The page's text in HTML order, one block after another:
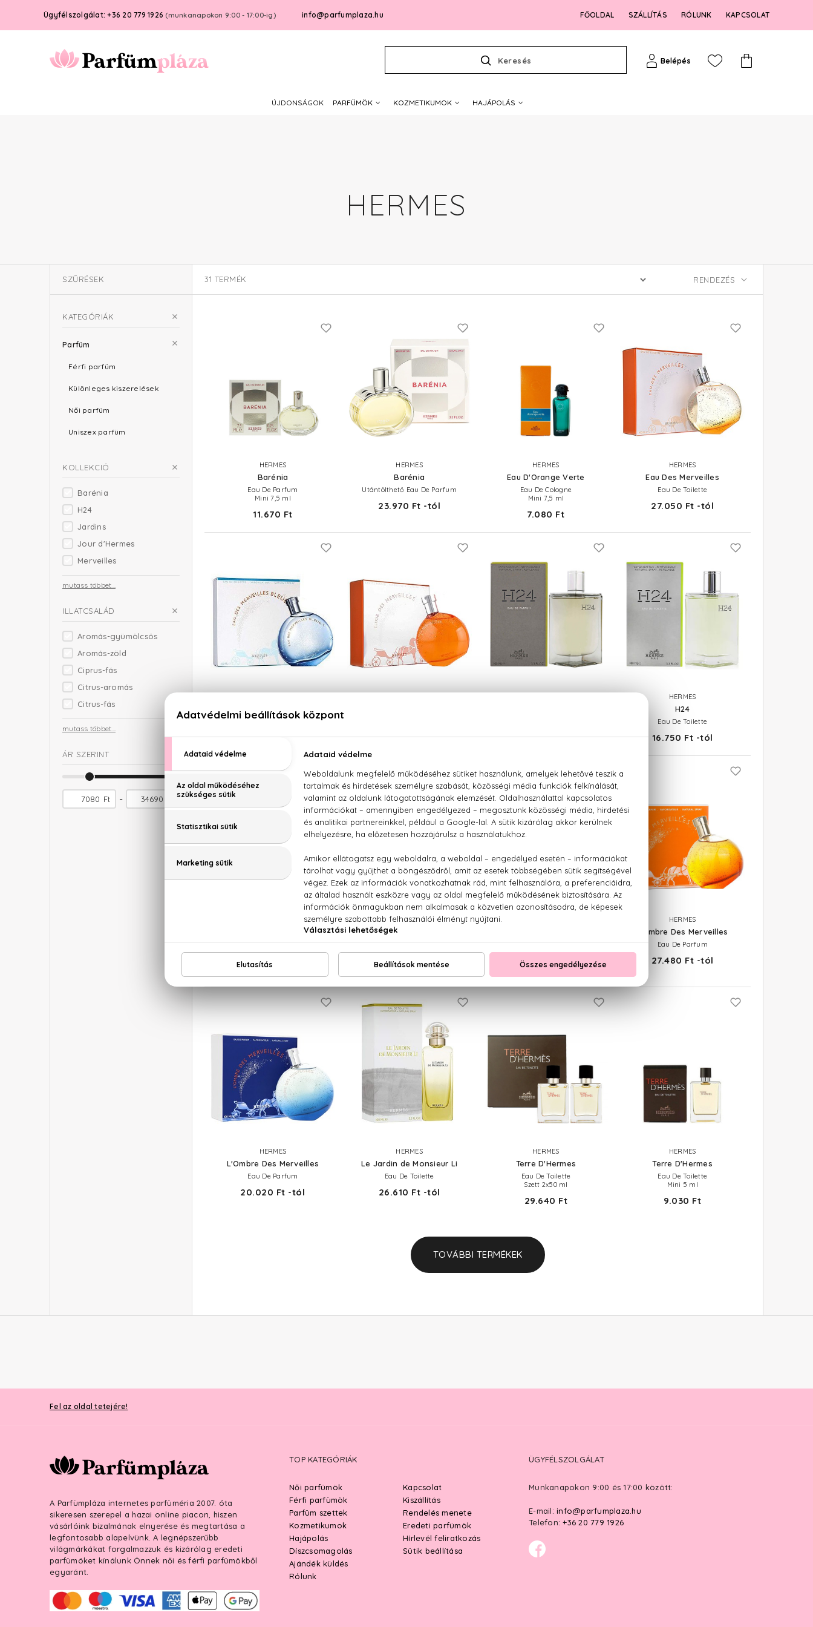
Ügyfélszolgálat: +36 20 779 1926 (munkanapokon 9:00 - 17:00-ig) info@parfumplaza.hu FŐOLDAL SZÁLLÍTÁS RÓLUNK KAPCSOLAT
Keresés Belépés
ÚJDONSÁGOK PARFÜMÖK KOZMETIKUMOK HAJÁPOLÁS
HERMES
SZŰRÉSEK
KATEGÓRIÁK
Parfüm
Férfi parfüm
Különleges kiszerelések
Női parfüm
Uniszex parfüm
KOLLEKCIÓ
Barénia
H24
Jardins
Jour d'Hermes
Merveilles
mutass többet...
ILLATCSALÁD
Aromás-gyümölcsös
Aromás-zöld
Ciprus-fás
Citrus-aromás
Citrus-fás
mutass többet...
ÁR SZERINT
Ft -
31 TERMÉK
HERMES
Barénia
Eau De Parfum
Mini 7,5 ml
11.670 Ft
HERMES
Barénia
Utántölthető Eau De Parfum
23.970 Ft -tól
HERMES
Eau D'Orange Verte
Eau De Cologne
Mini 7,5 ml
7.080 Ft
HERMES
Eau Des Merveilles
Eau De Toilette
27.050 Ft -tól
Eau De Toilette
21.340 Ft -tól 28.320 Ft -tól 20.020 Ft -tól
HERMES
H24
Eau De Toilette
16.750 Ft -tól
H24 Herbes Vives
Eau De Parfum
Mini 12,5 ml
11.230 Ft
HERMES
Jour d'Hermes
Eau De Parfum
28.320 Ft -tól
Eau De Parfum
28.760 Ft -tól
HERMES
L'Ambre Des Merveilles
Eau De Parfum
27.480 Ft -tól
HERMES
L'Ombre Des Merveilles
Eau De Parfum
20.020 Ft -tól
HERMES
Le Jardin de Monsieur Li
Eau De Toilette
26.610 Ft -tól
HERMES
Terre D'Hermes
Eau De Toilette
Szett 2x50 ml
29.640 Ft
HERMES
Terre D'Hermes
Eau De Toilette
Mini 5 ml
9.030 Ft
TOVÁBBI TERMÉKEK
Fel az oldal tetejére!
A Parfümpláza internetes parfüméria 2007. óta
sikeresen szerepel a hazai online piacon, hiszen
vásárlóink bizalmának elnyerése és megtartása a
legfontosabb alapelvünk. A legnépszerűbb
világmárkákat forgalmazzuk és kizárólag eredeti
parfümöket kínálunk Önnek női és férfi parfümökből
egyaránt.
TOP KATEGÓRIÁK
Női parfümök
Férfi parfümök
Parfüm szettek
Kozmetikumok
Hajápolás
Díszcsomagolás
Ajándék küldés
Rólunk
Kapcsolat
Kiszállítás
Rendelés menete
Eredeti parfümök
Hírlevél feliratkozás
Sütik beállítása
ÜGYFÉLSZOLGÁLAT
Munkanapokon 9:00 és 17:00 között:
E-mail: info@parfumplaza.hu
Telefon: +36 20 779 1926